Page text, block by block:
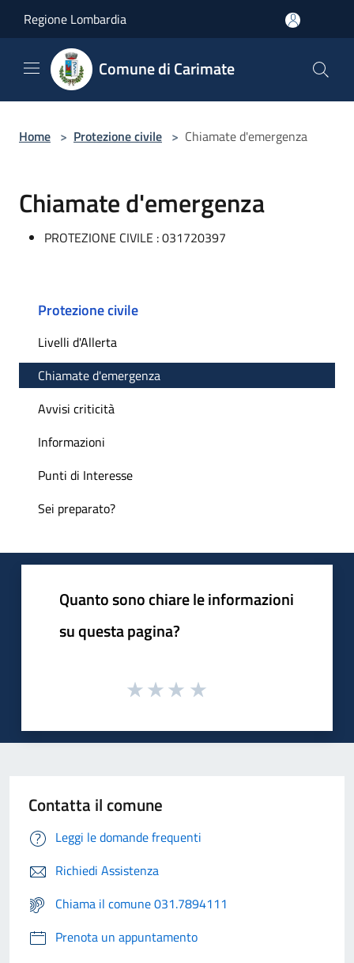
Regione Lombardia
Comune di Carimate
Home > Protezione civile > Chiamate d'emergenza
Chiamate d'emergenza
PROTEZIONE CIVILE : 031720397
Protezione civile
Livelli d'Allerta
Chiamate d'emergenza
Avvisi criticità
Informazioni
Punti di Interesse
Sei preparato?
Quanto sono chiare le informazioni
su questa pagina?
Contatta il comune
Leggi le domande frequenti
Richiedi Assistenza
Chiama il comune 031.7894111
Prenota un appuntamento